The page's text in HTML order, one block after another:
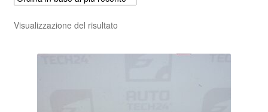
Visualizzazione del risultato